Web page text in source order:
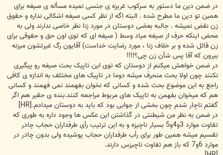
در ضمن دین ما دستور به سرکوب غریزه ی جنسی نمیده مسأله ی صیغه برای
همین تو دین ما مطرح شده . البته اگه از نظر کسی صیغه اشکالی نداره و حقوق
زن نقض نمیشه . جالبه بعضی دوستان در مورد زنا نظر خاصی ندارند ولی به
محض اینکه حرف از صیغه میاد وسط ( صیغه ای که توی اون حق و حقوقی برای
زن قائل شده و بر خلاف زنا ، مورد رضایت خداست) آقایون رگ غیرتشون میزنه
بیرون که آقا پس شأن زن چی؟!!!!
در ضمن خواهش میکنم از دوستان که توی این تاپیک بحث صیغه رو پیگیری
نکنند چون اولا بحث منحرف میشه دوما در تاپیک های مختلف به اندازه ی کافی
راجع به این موضوع بحث شده و کسانی که نخوان بفهمند نمی فهمند و کسانی
هم که میخوان بفهمن به تاپیک های مربوط مراجعه کنند.بنده ی حقیر هم اگر
گفتم ناچار شدم چون بخشی از جوابی بود که باید به دوستان میدادم.[HR]
در ضمن به نظر من شیطنتی در گذاشتن این عکس ها وجود داره به طوری که
تفاوت موارد 3و4و5 بسیار ناچیزه و به این ترتیب رأی طرفداران حجاب چادر
تقسیم میشه همین طور برای رأب طرفداران حجاب پوشیده ولی بدون چادر در
موارد 6و7 که باز هم تفاوت ناچیزس دارند.